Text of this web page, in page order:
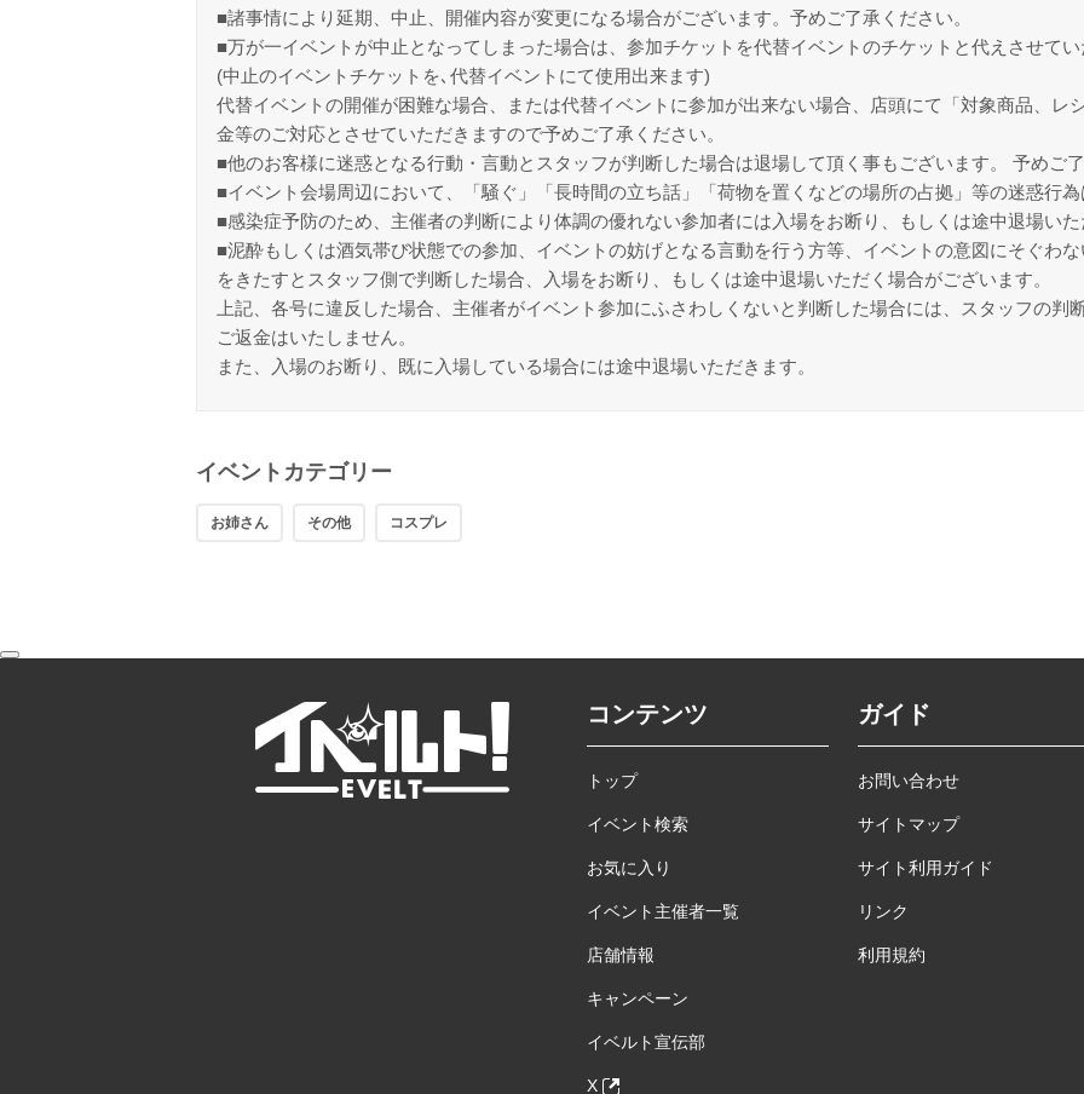
■諸事情により延期、中止、開催内容が変更になる場合がございます。予めご了承ください。
■万が一イベントが中止となってしまった場合は、参加チケットを代替イベントのチケットと代えさせて
(中止のイベントチケットを､代替イベントにて使用出来ます)
代替イベントの開催が困難な場合、または代替イベントに参加が出来ない場合、店頭にて「対象商品、レ
金等のご対応とさせていただきますので予めご了承ください。
■他のお客様に迷惑となる行動・言動とスタッフが判断した場合は退場して頂く事もございます。 予めご
■イベント会場周辺において、「騒ぐ」「長時間の立ち話」「荷物を置くなどの場所の占拠」等の迷惑行
■感染症予防のため、主催者の判断により体調の優れない参加者には入場をお断り、もしくは途中退場い
■泥酔もしくは酒気帯び状態での参加、イベントの妨げとなる言動を行う方等、イベントの意図にそぐわ
をきたすとスタッフ側で判断した場合、入場をお断り、もしくは途中退場いただく場合がございます。
上記、各号に違反した場合、主催者がイベント参加にふさわしくないと判断した場合には、スタッフの判
ご返金はいたしません。
また、入場のお断り、既に入場している場合には途中退場いただきます。
イベントカテゴリー
お姉さん その他 コスプレ
コンテンツ
トップ
イベント検索
お気に入り
イベント主催者一覧
店舗情報
キャンペーン
イベルト宣伝部
X
ガイド
お問い合わせ
サイトマップ
サイト利用ガイド
リンク
利用規約